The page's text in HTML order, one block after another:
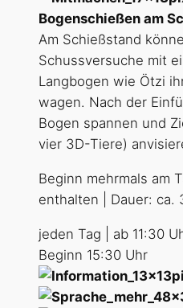
Bogenschießen am
Am Schießstand
Schussversuche mit
Langbogen wie Ötzi
wagen. Nach der
Bogen spannen und
vier 3D-Tiere)
Beginn mehrmals am
enthalten | Dauer: ca.
jeden Tag | ab 11:30
Beginn 15:30 Uhr